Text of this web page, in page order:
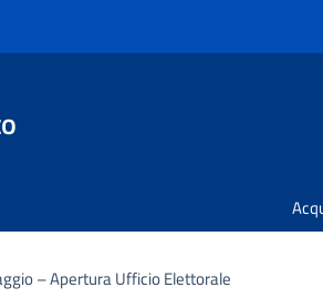
– Apertura Ufficio Elettorale